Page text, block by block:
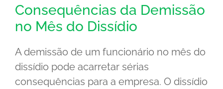
Consequências da Demissão
no Mês do Dissídio
A demissão de um funcionário no mês do
dissídio pode acarretar sérias
consequências para a empresa. O dissídio